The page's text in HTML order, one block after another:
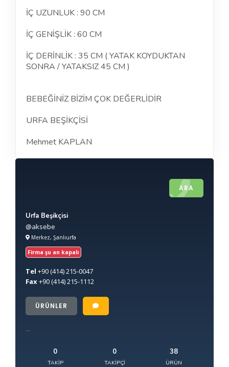
İÇ UZUNLUK : 90 CM
İÇ GENİŞLİK : 60 CM
İÇ DERİNLİK : 35 CM ( YATAK KOYDUKTAN
SONRA / YATAKSIZ 45 CM )
BEBEĞİNİZ BİZİM ÇOK DEĞERLİDİR
URFA BEŞİKÇİSİ
Mehmet KAPLAN
ARA
Urfa Beşikçisi
@aksebe
Merkez, Şanlıurfa
Firma şu an kapalı
Tel +90(414) 215-0047
Fax+90(414) 215-1112
ÜRÜNLER
0
TAKIP
0
TAKIPÇI
38
ÜRÜN